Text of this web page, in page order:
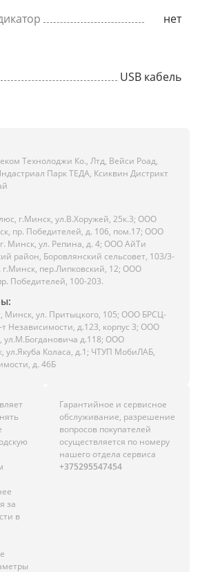
нет
USB кабель
Технолоджи Ко., Лтд, Вейси Роад,
Парк ТЕДА, Ксиквин Дистрикт
г.Минск, ул.В.Хоружей, 25к.3; ООО
пр. Победителей, д. 106, пом.17; ООО
Минск, ул. Репина, д. 4; ООО АйТи
район, Боровлянский сельсовет, 103/3-
пер.Липковский, 12; ООО
Победителей, 100-203.
Минск, ул. Притыцкого, 105; ООО БРСЦ-
Независимости, д.123, корпус 3; ООО
д.118; ООО
ул.Якуба Коласа, д.1; ЧТУП МобиЛАБ,
д. 46Б
за
в
Гарантийное и сервисное
обслуживание, разрешение
вопросов покупателей
осуществляется по номеру
нашего отдела сервиса
+375295547454